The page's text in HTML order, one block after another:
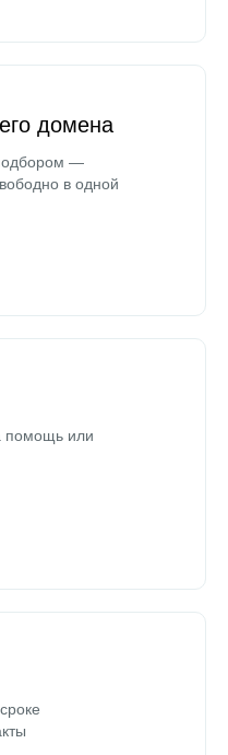
домена
—
в одной
помощь или